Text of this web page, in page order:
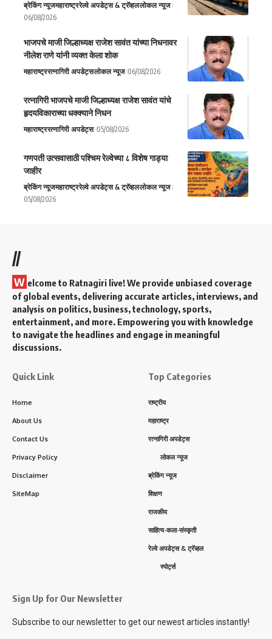
ब्रेकिंग न्यूजमहाराष्ट्ररेल्वे अपडेट्स & ट्रॅव्हललोकल न्यूज
06/08/2026
भाजपचे माजी जिल्हाध्यक्ष राजेश सावंत यांच्या निधनावर
नीलेश राणे यांनी व्यक्त केला शोक
महाराष्ट्ररत्नागिरी अपडेट्सलोकल न्यूज 06/08/2026
रत्नागिरी भाजपचे माजी जिल्हाध्यक्ष राजेश सावंत यांचे
हृदयविकाराच्या धक्क्याने निधन
महाराष्ट्ररत्नागिरी अपडेट्स 05/08/2026
गणपती उत्सवासाठी पश्चिम रेल्वेच्या ८ विशेष गाड्या
जाहीर
ब्रेकिंग न्यूजमहाराष्ट्ररेल्वे अपडेट्स & ट्रॅव्हललोकल न्यूज
05/08/2026
//
W elcome to Ratnagiri live! We provide unbiased coverage
of global events, delivering accurate articles, interviews, and
analysis on politics, business, technology, sports,
entertainment, and more. Empowering you with knowledge
to navigate the headlines and engage in meaningful
discussions.
Quick Link
Home
About Us
Contact Us
Privacy Policy
Disclaimer
SiteMap
Top Categories
राष्ट्रीय
महाराष्ट्र
रत्नागिरी अपडेट्स
लोकल न्यूज
ब्रेकिंग न्यूज
शिक्षण
राजकीय
साहित्य-कला-संस्कृती
रेल्वे अपडेट्स & ट्रॅव्हल
स्पोर्ट्स
Sign Up for Our Newsletter
Subscribe to our newsletter to get our newest articles instantly!